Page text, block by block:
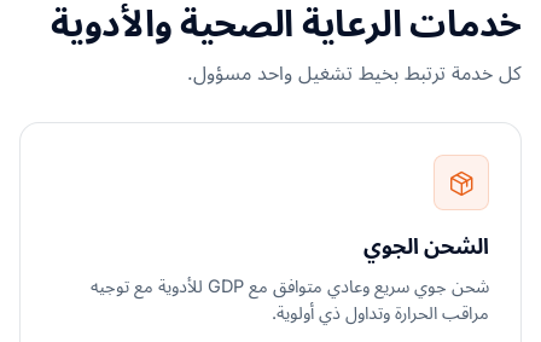
خدمات الرعاية الصحية والأدوية
كل خدمة ترتبط بخيط تشغيل واحد مسؤول.
الشحن الجوي
شحن جوي سريع وعادي متوافق مع GDP للأدوية مع توجيه
مراقب الحرارة وتداول ذي أولوية.